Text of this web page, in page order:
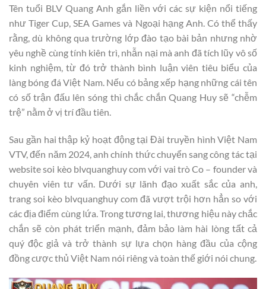
Tên tuổi BLV Quang Anh gắn liền với các sự kiện nổi tiếng
như Tiger Cup, SEA Games và Ngoại hạng Anh. Có thể thấy
rằng, dù không qua trường lớp đào tạo bài bản nhưng nhờ
yêu nghề cùng tính kiên trì, nhẫn nại mà anh đã tích lũy vô số
kinh nghiệm, từ đó trở thành bình luận viên tiêu biểu của
làng bóng đá Việt Nam. Nếu có bảng xếp hạng những cái tên
có số trận đấu lên sóng thì chắc chắn Quang Huy sẽ “chễm
trệ” nằm ở vị trí đầu tiên.
Sau gần hai thập kỷ hoạt động tại Đài truyền hình Việt Nam
VTV, đến năm 2024, anh chính thức chuyển sang công tác tại
website soi kèo blvquanghuy com với vai trò Co – founder và
chuyên viên tư vấn. Dưới sự lãnh đạo xuất sắc của anh,
trang soi kèo blvquanghuy com đã vượt trội hơn hẳn so với
các địa điểm cùng lứa. Trong tương lai, thương hiệu này chắc
chắn sẽ còn phát triển mạnh, đảm bảo làm hài lòng tất cả
quý độc giả và trở thành sự lựa chọn hàng đầu của cộng
đồng cược thủ Việt Nam nói riêng và toàn thế giới nói chung.